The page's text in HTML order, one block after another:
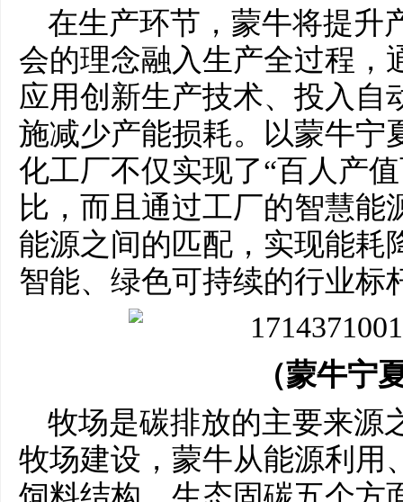
在生产环节，蒙牛将提升
会的理念融入生产全过程，
应用创新生产技术、投入自
施减少产能损耗。以蒙牛宁
化工厂不仅实现了“百人产
比，而且通过工厂的智慧能
能源之间的匹配，实现能耗
智能、绿色可持续的行业标
（蒙牛宁
牧场是碳排放的主要来源
牧场建设，蒙牛从能源利用